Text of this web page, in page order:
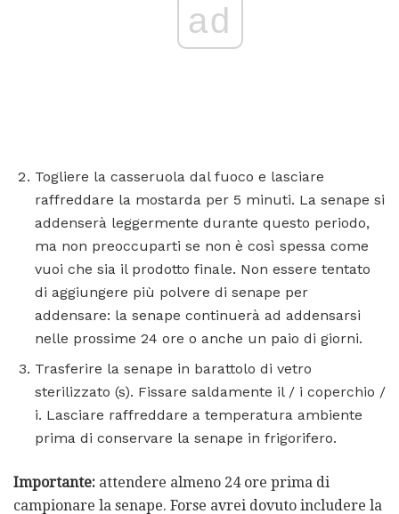
ad
Togliere la casseruola dal fuoco e lasciare
raffreddare la mostarda per 5 minuti. La senape si
addenserà leggermente durante questo periodo,
ma non preoccuparti se non è così spessa come
vuoi che sia il prodotto finale. Non essere tentato
di aggiungere più polvere di senape per
addensare: la senape continuerà ad addensarsi
nelle prossime 24 ore o anche un paio di giorni.
Trasferire la senape in barattolo di vetro
sterilizzato (s). Fissare saldamente il / i coperchio /
i. Lasciare raffreddare a temperatura ambiente
prima di conservare la senape in frigorifero.
Importante: attendere almeno 24 ore prima di
campionare la senape. Forse avrei dovuto includere la